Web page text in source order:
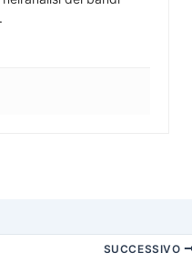
SUCCESSIVO